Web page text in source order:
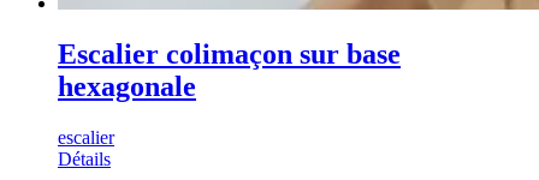
Escalier colimaçon sur base
hexagonale
escalier
Détails